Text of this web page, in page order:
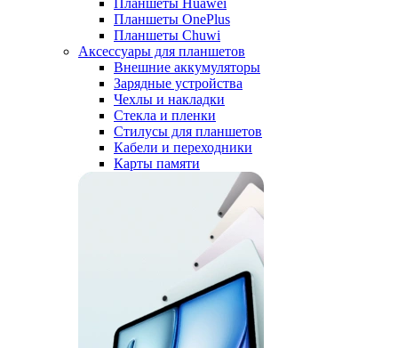
Планшеты Huawei
Планшеты OnePlus
Планшеты Chuwi
Аксессуары для планшетов
Внешние аккумуляторы
Зарядные устройства
Чехлы и накладки
Стекла и пленки
Стилусы для планшетов
Кабели и переходники
Карты памяти